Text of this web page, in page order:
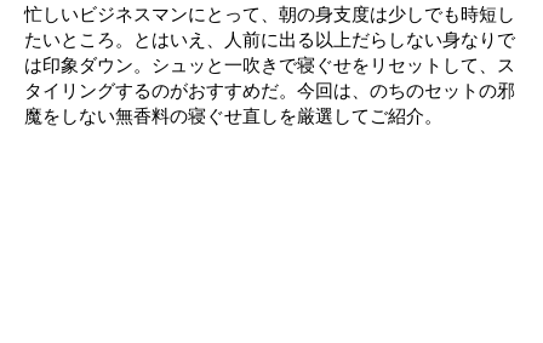
忙しいビジネスマンにとって、朝の身支度は少しでも時短し
たいところ。とはいえ、人前に出る以上だらしない身なりで
は印象ダウン。シュッと一吹きで寝ぐせをリセットして、ス
タイリングするのがおすすめだ。今回は、のちのセットの邪
魔をしない無香料の寝ぐせ直しを厳選してご紹介。